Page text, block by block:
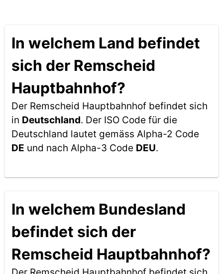
In welchem Land befindet
sich der Remscheid
Hauptbahnhof?
Der Remscheid Hauptbahnhof befindet sich
in Deutschland. Der ISO Code für die
Deutschland lautet gemäss Alpha-2 Code
DE und nach Alpha-3 Code DEU.
In welchem Bundesland
befindet sich der
Remscheid Hauptbahnhof?